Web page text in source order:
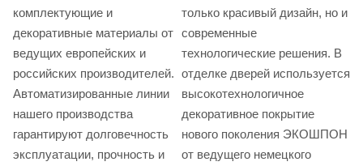
комплектующие и
декоративные материалы от
ведущих европейских и
российских производителей.
Автоматизированные линии
нашего производства
гарантируют долговечность
эксплуатации, прочность и
только красивый дизайн, но и
современные
технологические решения. В
отделке дверей используется
высокотехнологичное
декоративное покрытие
нового поколения ЭКОШПОН
от ведущего немецкого